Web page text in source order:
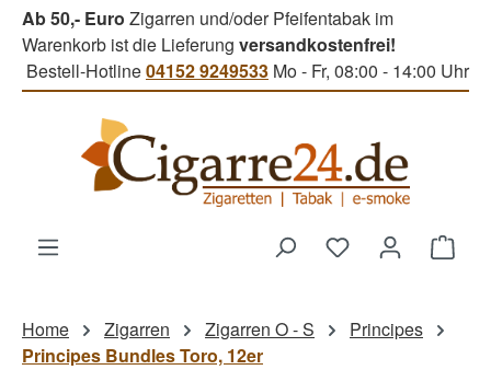
Zum Hauptinhalt springen
Ab 50,- Euro Zigarren und/oder Pfeifentabak im
Warenkorb ist die Lieferung versandkostenfrei!
Bestell-Hotline04152 9249533 Mo - Fr, 08:00 - 14:00 Uhr
Du hast 0
Home Zigarren Zigarren O - S
Principes
Principes Bundles Toro, 12er